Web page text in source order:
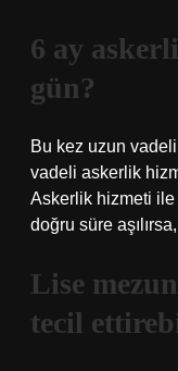
6 ay
gün?
Bu kez uzun
vadeli askerlik
Askerlik hizmeti
doğru süre
Lise
tecil